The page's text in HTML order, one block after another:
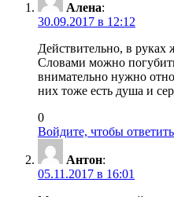
Алена:
30.09.2017 в 12:12
Действительно, в руках
Словами можно
внимательно нужно
них тоже есть душа и
0
Войдите, чтобы ответить
Антон:
05.11.2017 в 16:01